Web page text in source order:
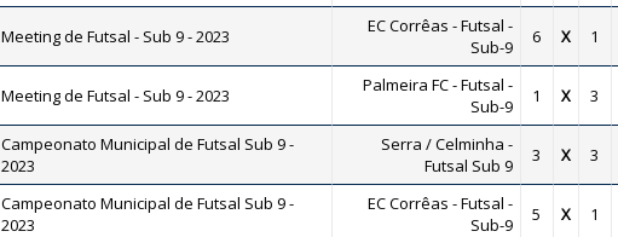
Meeting de Futsal - Sub 9 - 2023
EC Corrêas - Futsal -
Sub-9
6 X 1
Meeting de Futsal - Sub 9 - 2023
Palmeira FC - Futsal -
Sub-9
1 X 3
Campeonato Municipal de Futsal Sub 9 -
2023
Serra / Celminha -
Futsal Sub 9
3 X 3
Campeonato Municipal de Futsal Sub 9 -
2023
EC Corrêas - Futsal -
Sub-9
5 X 1